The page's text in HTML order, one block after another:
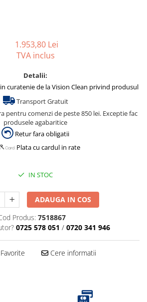
1.953,80 Lei
TVA inclus
Detalii:
curatenie de la Vision Clean privind produsul
Transport Gratuit
pentru comenzi de peste 850 lei. Exceptie fac
produsele agabaritice
Retur fara obligatii
Plata cu cardul in rate
IN STOC
ADAUGA IN COS
Produs: 7518867
0725 578 051 / 0720 341 946
Cere informatii